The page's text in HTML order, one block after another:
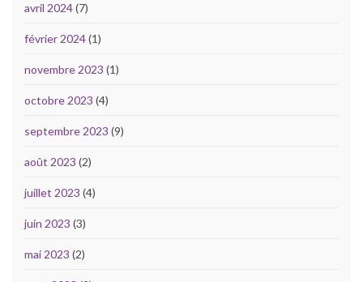
avril 2024(7)
février 2024(1)
novembre 2023 (1)
octobre 2023 (4)
septembre 2023 (9)
août 2023 (2)
juillet 2023 (4)
juin 2023 (3)
mai 2023 (2)